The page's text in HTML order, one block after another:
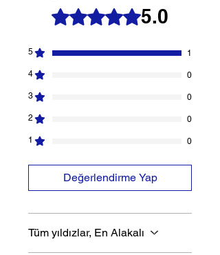
5 üzerinden 5 yıldız5.0
5 1
4 0
3 0
2 0
1 0
Değerlendirme Yap
Tüm yıldızlar, En Alakalı